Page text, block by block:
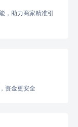
，助力商家精准引
资金更安全